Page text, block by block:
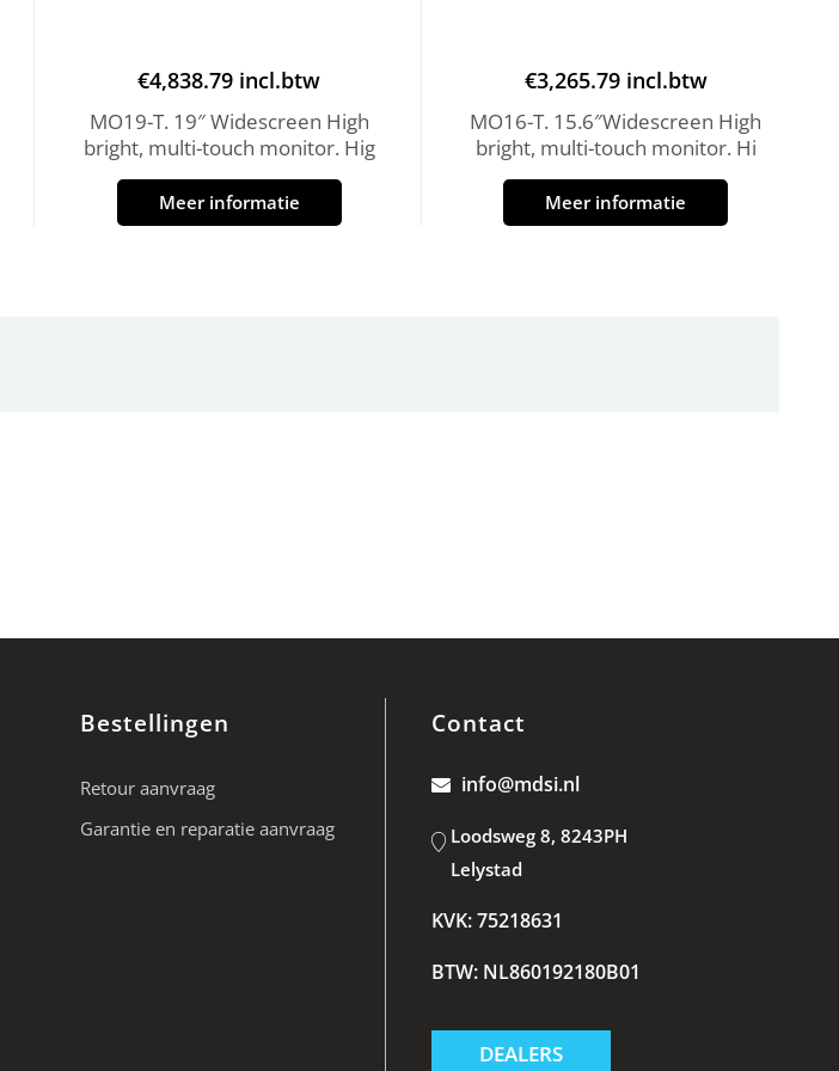
€4,838.79 incl.btw
MO19-T. 19″ Widescreen High
bright, multi-touch monitor. Hig
Meer informatie
€3,265.79 incl.btw
MO16-T. 15.6″Widescreen High
bright, multi-touch monitor. Hi
Meer informatie
Bestellingen
Retour aanvraag
Garantie en reparatie aanvraag
Contact
info@mdsi.nl
Loodsweg 8, 8243PH
Lelystad
KVK: 75218631
BTW: NL860192180B01
DEALERS